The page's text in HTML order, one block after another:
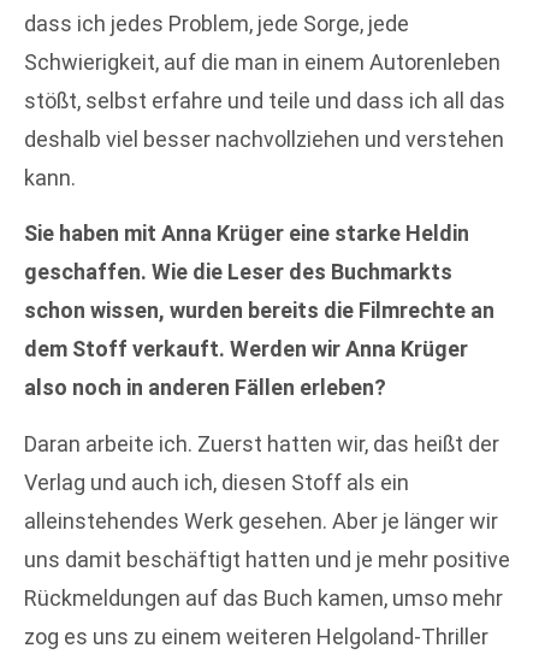
dass ich jedes Problem, jede Sorge, jede
Schwierigkeit, auf die man in einem Autorenleben
stößt, selbst erfahre und teile und dass ich all das
deshalb viel besser nachvollziehen und verstehen
kann.
Sie haben mit Anna Krüger eine starke Heldin
geschaffen. Wie die Leser des Buchmarkts
schon wissen, wurden bereits die Filmrechte an
dem Stoff verkauft. Werden wir Anna Krüger
also noch in anderen Fällen erleben?
Daran arbeite ich. Zuerst hatten wir, das heißt der
Verlag und auch ich, diesen Stoff als ein
alleinstehendes Werk gesehen. Aber je länger wir
uns damit beschäftigt hatten und je mehr positive
Rückmeldungen auf das Buch kamen, umso mehr
zog es uns zu einem weiteren Helgoland-Thriller